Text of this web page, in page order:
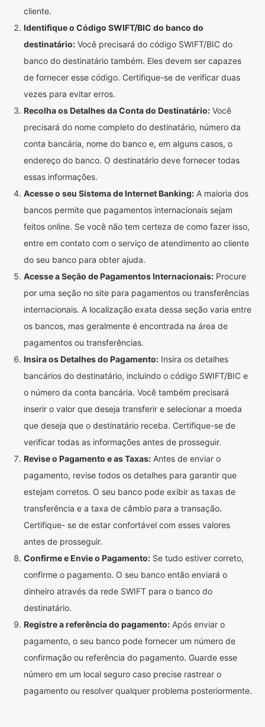
cliente.
Identifique o Código SWIFT/BIC do banco do
destinatário: Você precisará do código SWIFT/BIC do
banco do destinatário também. Eles devem ser capazes
de fornecer esse código. Certifique-se de verificar duas
vezes para evitar erros.
Recolha os Detalhes da Conta do Destinatário: Você
precisará do nome completo do destinatário, número da
conta bancária, nome do banco e, em alguns casos, o
endereço do banco. O destinatário deve fornecer todas
essas informações.
Acesse o seu Sistema de Internet Banking: A maioria dos
bancos permite que pagamentos internacionais sejam
feitos online. Se você não tem certeza de como fazer isso,
entre em contato com o serviço de atendimento ao cliente
do seu banco para obter ajuda.
Acesse a Seção de Pagamentos Internacionais: Procure
por uma seção no site para pagamentos ou transferências
internacionais. A localização exata dessa seção varia entre
os bancos, mas geralmente é encontrada na área de
pagamentos ou transferências.
Insira os Detalhes do Pagamento: Insira os detalhes
bancários do destinatário, incluindo o código SWIFT/BIC e
o número da conta bancária. Você também precisará
inserir o valor que deseja transferir e selecionar a moeda
que deseja que o destinatário receba. Certifique-se de
verificar todas as informações antes de prosseguir.
Revise o Pagamento e as Taxas: Antes de enviar o
pagamento, revise todos os detalhes para garantir que
estejam corretos. O seu banco pode exibir as taxas de
transferência e a taxa de câmbio para a transação.
Certifique- se de estar confortável com esses valores
antes de prosseguir.
Confirme e Envie o Pagamento: Se tudo estiver correto,
confirme o pagamento. O seu banco então enviará o
dinheiro através da rede SWIFT para o banco do
destinatário.
Registre a referência do pagamento: Após enviar o
pagamento, o seu banco pode fornecer um número de
confirmação ou referência do pagamento. Guarde esse
número em um local seguro caso precise rastrear o
pagamento ou resolver qualquer problema posteriormente.